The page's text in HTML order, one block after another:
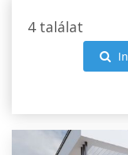
4 találat